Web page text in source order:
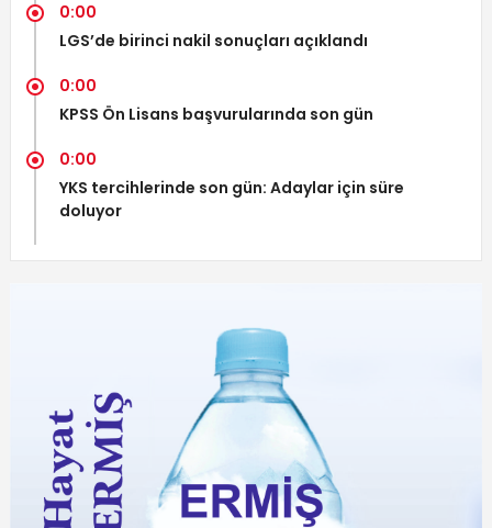
0:00
LGS’de birinci nakil sonuçları açıklandı
0:00
KPSS Ön Lisans başvurularında son gün
0:00
YKS tercihlerinde son gün: Adaylar için süre
doluyor